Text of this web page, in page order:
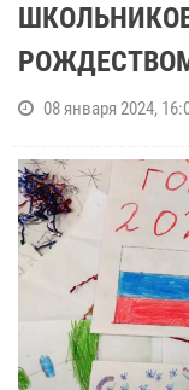
08 января 2024,